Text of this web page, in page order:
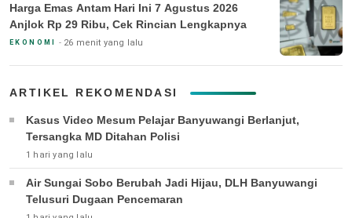
Harga Emas Antam Hari Ini 7 Agustus 2026
Anjlok Rp 29 Ribu, Cek Rincian Lengkapnya
EKONOMI 26 menit yang lalu
ARTIKEL REKOMENDASI
Kasus Video Mesum Pelajar Banyuwangi Berlanjut,
Tersangka MD Ditahan Polisi
1 hari yang lalu
Air Sungai Sobo Berubah Jadi Hijau, DLH Banyuwangi
Telusuri Dugaan Pencemaran